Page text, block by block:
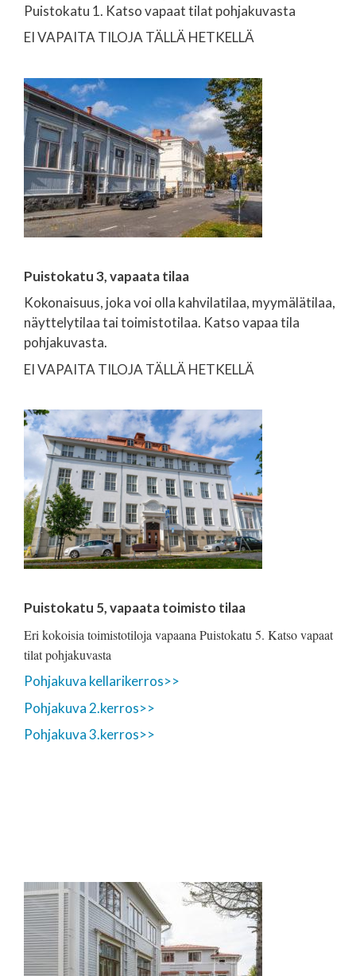
Puistokatu 1. Katso vapaat tilat pohjakuvasta
EI VAPAITA TILOJA TÄLLÄ HETKELLÄ
Puistokatu 3, vapaata tilaa
Kokonaisuus, joka voi olla kahvilatilaa, myymälätilaa,
näyttelytilaa tai toimistotilaa. Katso vapaa tila
pohjakuvasta.
EI VAPAITA TILOJA TÄLLÄ HETKELLÄ
Puistokatu 5, vapaata toimisto tilaa
Eri kokoisia toimistotiloja vapaana Puistokatu 5. Katso vapaat
tilat pohjakuvasta
Pohjakuva kellarikerros>>
Pohjakuva 2.kerros>>
Pohjakuva 3.kerros>>